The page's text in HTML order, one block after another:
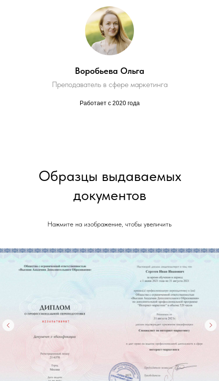
Воробьева Ольга
Преподаватель в сфере маркетинга
Работает с 2020 года
Образцы выдаваемых
документов
Нажмите на изображение, чтобы увеличить